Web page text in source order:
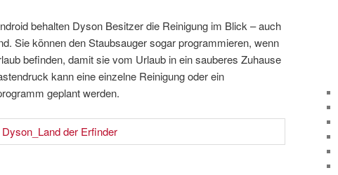
behalten Dyson Besitzer die Reinigung im Blick – auch
Sie können den Staubsauger sogar programmieren, wenn
befinden, damit sie vom Urlaub in ein sauberes Zuhause
kann eine einzelne Reinigung oder ein
geplant werden.